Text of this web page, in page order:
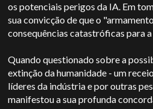
os potenciais perigos da IA. Em
sua convicção de que o
consequências catastróficas para
Quando questionado sobre a
extinção da humanidade - um
líderes da indústria e por outras
manifestou a sua profunda